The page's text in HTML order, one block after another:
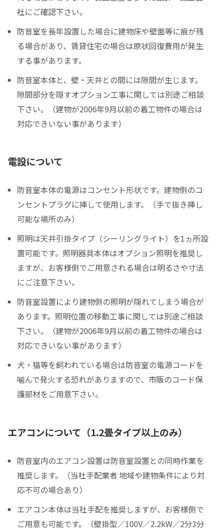
社にご確認下さい。
防音室を長年設置した場合に建物床や壁面等に痕が残
る場合があり、賃貸住宅の場合は原状回復費用が発生
する事があります。
防音室本体と、壁・天井との間には隙間が生じます。
隙間部分を隠すオプション工事に関しては別途ご相談
下さい。（建物が2006年9月以前の着工物件の場合は
対応できいない事があります）
電設について
防音室本体の電源はコンセント形状です。建物側のコ
ンセントプラグに挿して使用します。（手で抜き挿し
可能な場所のみ）
照明は天井引掛タイプ（シーリングライト）を1ヵ所設
置可能です。照明器具本体はオプション照明を推奨し
ますが、お客様側でご用意される場合は明るさや寸法
にご注意下さい。
防音室設置により建物側の照明が隠れてしまう場合が
あります。照明位置の移動工事に関しては別途ご相談
下さい。（建物が2006年9月以前の着工物件の場合は
対応できいない事があります）
犬・猫等を飼われている場合は防音室の電源コードを
噛んで発火する恐れがありますので、市販のコード保
護部材をご用意下さい。
エアコンについて（1.2畳タイプ以上のみ）
防音室内のエアコン設置は防音室設置との同時作業を
推奨します。（当社手配業者 地域や建物条件により対
応不可の場合あり）
エアコン本体は当社手配を推奨しますが、お客様側で
ご用意も可能です。（壁掛型／100V／2.2kW／2分3分